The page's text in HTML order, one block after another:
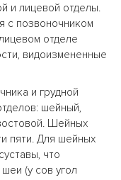
и лицевой отделы.
с позвоночником
отделе
видоизмененные
и грудной
шейный,
Шейных
пяти. Для шейных
что
(у сов угол